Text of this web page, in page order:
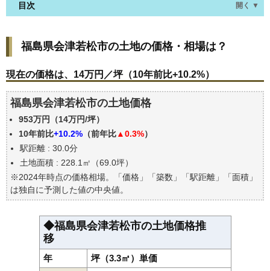
目次 開く ▼
現在の価格は、14万円／坪（10年前比+10.2%）
価格を詳細に分析しよう
福島県会津若松市の土地の過去の売買事例
公示地価はいくら
エリアの将来性を人口予想から検討しよう
自分の年収でいくらの不動産が買える？
福島県会津若松市の土地の価格・相場は？
現在の価格は、14万円／坪（10年前比+10.2%）
福島県会津若松市の土地価格
953万円（14万円/坪）
10年前比+10.2% （前年比▲0.3%）
駅距離 : 30.0分
土地面積 : 228.1㎡（69.0坪）
※2024年時点の価格相場。「価格」「築数」「駅距離」「面積」
は独自に予測した値の中央値。
◆福島県会津若松市の土地価格推
移
年
坪（3.3㎡）単価